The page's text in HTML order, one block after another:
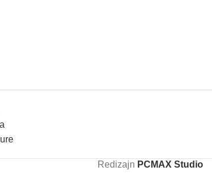
Redizajn PCMAX Studio